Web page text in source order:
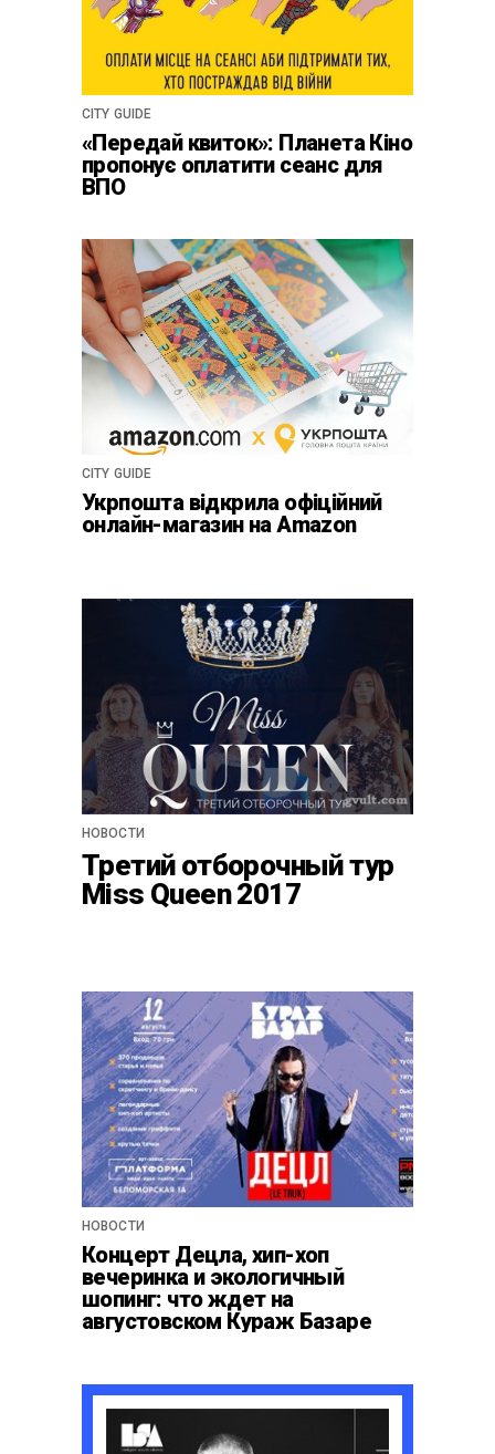
CITY GUIDE
«Передай квиток»: Планета Кіно
пропонує оплатити сеанс для
ВПО
CITY GUIDE
Укрпошта відкрила офіційний
онлайн-магазин на Amazon
НОВОСТИ
Третий отборочный тур
Miss Queen 2017
НОВОСТИ
Концерт Децла, хип-хоп
вечеринка и экологичный
шопинг: что ждет на
августовском Кураж Базаре